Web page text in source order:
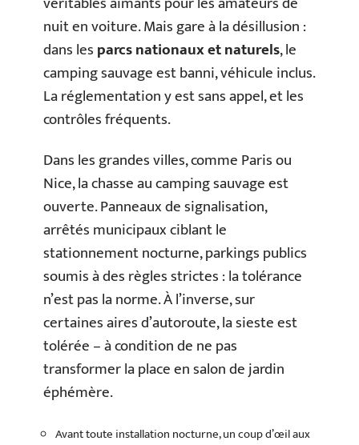
nuit en voiture. Mais gare à la désillusion :
dans lesparcs nationaux et naturels, le
camping sauvage est banni, véhicule inclus.
La réglementation y est sans appel, et les
contrôles fréquents.
Dans les grandes villes, comme Paris ou
Nice, la chasse au camping sauvage est
ouverte. Panneaux de signalisation,
arrêtés municipaux ciblant le
stationnement nocturne, parkings publics
soumis à des règles strictes : la tolérance
n’est pas la norme. À l’inverse, sur
certaines aires d’autoroute, la sieste est
tolérée – à condition de ne pas
transformer la place en salon de jardin
éphémère.
Avant toute installation nocturne, un coup d’œil aux